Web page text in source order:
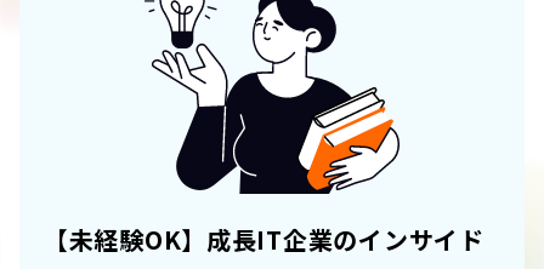
【未経験OK】成長IT企業のインサイド